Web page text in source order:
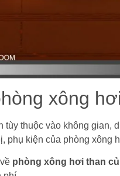
xông
tùy thuộc vào không gian,
phụ kiện của phòng xông
phòng xông hơi than